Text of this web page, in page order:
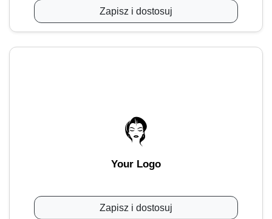
Zapisz i dostosuj
Your Logo
Zapisz i dostosuj